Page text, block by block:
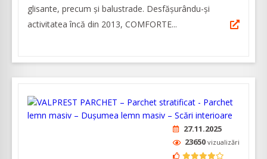
glisante, precum și balustrade. Desfășurându-și
activitatea încă din 2013, COMFORTE...
27.11.2025
23650 vizualizări